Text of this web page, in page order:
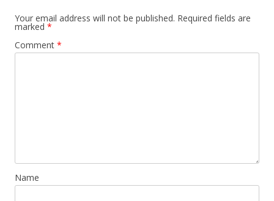
Your email address will not be published. Required fields are
marked *
Comment *
Name